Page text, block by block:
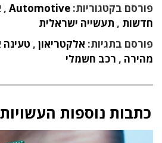
פורסם בקטגוריות: Automotive
,
חדשות , תעשייה ישראלית
פורסם בתגיות: אלקטריאון , טעינה
מהירה , רכב חשמלי
כתבות נוספות